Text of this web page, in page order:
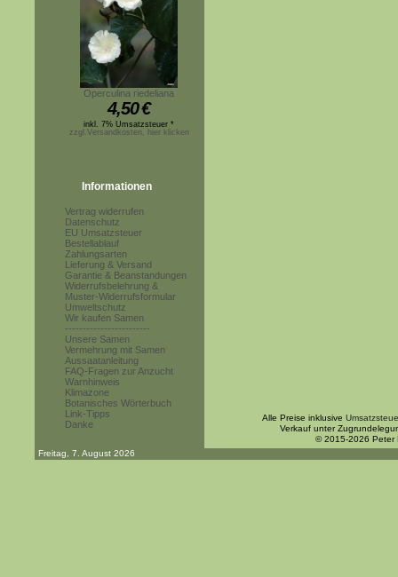
Operculina riedeliana
4,50€
inkl. 7% Umsatzsteuer *
zzgl.Versandkosten, hier klicken
Informationen
Vertrag widerrufen
Datenschutz
EU Umsatzsteuer
Bestellablauf
Zahlungsarten
Lieferung & Versand
Garantie & Beanstandungen
Widerrufsbelehrung &
Muster-Widerrufsformular
Umweltschutz
Wir kaufen Samen
------------------------
Unsere Samen
Vermehrung mit Samen
Aussaatanleitung
FAQ-Fragen zur Anzucht
Warnhinweis
Klimazone
Botanisches Wörterbuch
Link-Tipps
Danke
Alle Preise inklusive
Verkauf unter
© 2015-2026 Peter
Freitag, 7. August 2026